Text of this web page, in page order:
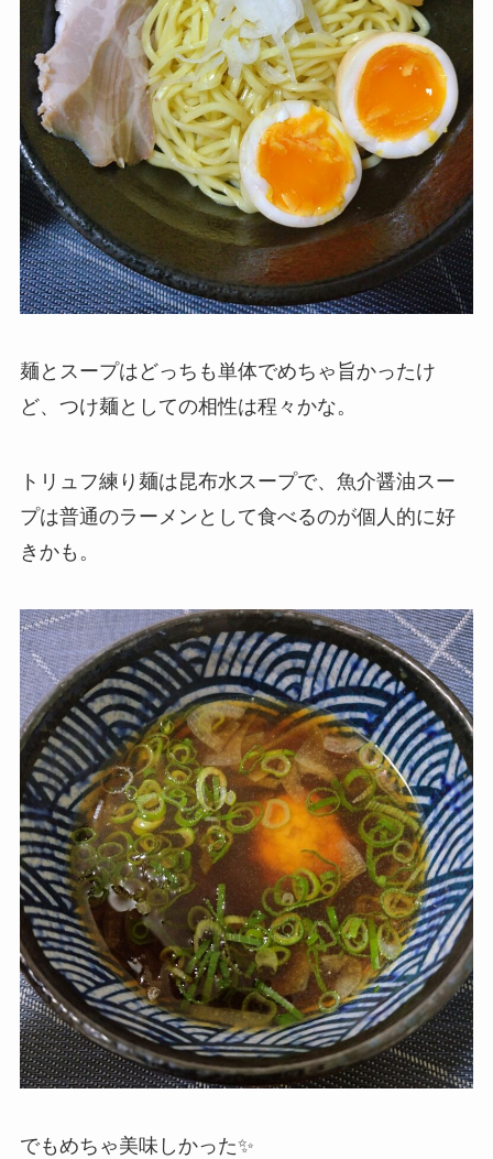
麺とスープはどっちも単体でめちゃ旨かったけ
ど、つけ麺としての相性は程々かな。
トリュフ練り麺は昆布水スープで、魚介醤油スー
プは普通のラーメンとして食べるのが個人的に好
きかも。
でもめちゃ美味しかった✨